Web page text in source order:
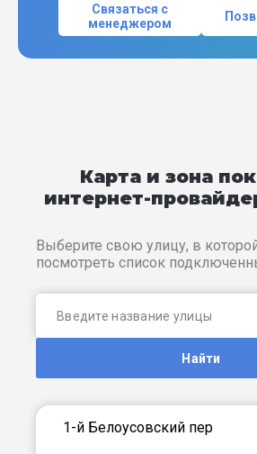
Связаться с
менеджером
Карта и зона
интернет-
Выберите свою улицу, в
посмотреть список
Найти
1-й Белоусовский пер